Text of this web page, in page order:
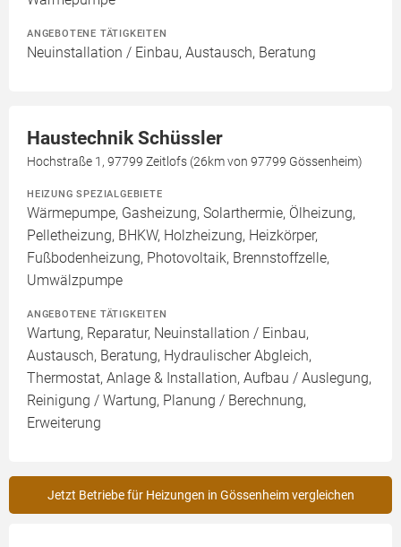
ANGEBOTENE TÄTIGKEITEN
Neuinstallation / Einbau, Austausch, Beratung
Haustechnik Schüssler
Hochstraße 1, 97799 Zeitlofs (26km von 97799 Gössenheim)
HEIZUNG SPEZIALGEBIETE
Wärmepumpe, Gasheizung, Solarthermie, Ölheizung,
Pelletheizung, BHKW, Holzheizung, Heizkörper,
Fußbodenheizung, Photovoltaik, Brennstoffzelle,
Umwälzpumpe
ANGEBOTENE TÄTIGKEITEN
Wartung, Reparatur, Neuinstallation / Einbau,
Austausch, Beratung, Hydraulischer Abgleich,
Thermostat, Anlage & Installation, Aufbau / Auslegung,
Reinigung / Wartung, Planung / Berechnung,
Erweiterung
Jetzt Betriebe für Heizungen in Gössenheim vergleichen